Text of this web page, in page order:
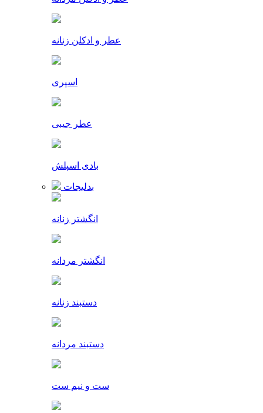
عطر و ادکلن زنانه
اسپری
عطر جیبی
بادی اسپلش
بدلیجات
انگشتر زنانه
انگشتر مردانه
دستبند زنانه
دستبند مردانه
ست و نیم ست